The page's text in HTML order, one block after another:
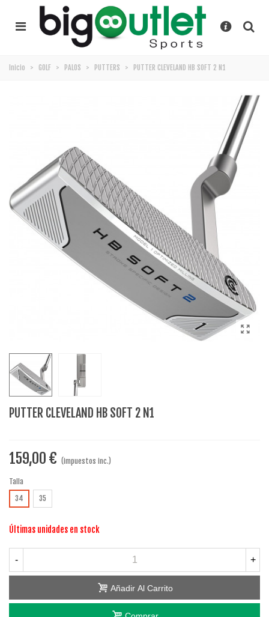
Inicio > GOLF > PALOS > PUTTERS > PUTTER CLEVELAND HB SOFT 2 N1
PUTTER CLEVELAND HB SOFT 2 N1
159,00 € (impuestos inc.)
Talla
34
35
Últimas unidades en stock
- +
Añadir Al Carrito